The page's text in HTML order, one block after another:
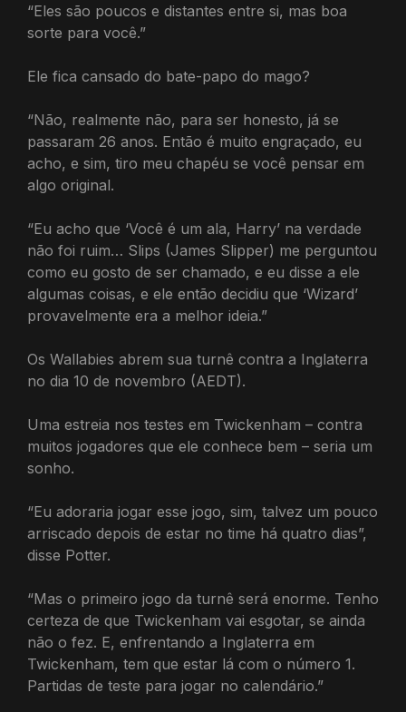
“Eles são poucos e distantes entre si, mas boa
sorte para você.”
Ele fica cansado do bate-papo do mago?
“Não, realmente não, para ser honesto, já se
passaram 26 anos. Então é muito engraçado, eu
acho, e sim, tiro meu chapéu se você pensar em
algo original.
“Eu acho que ‘Você é um ala, Harry’ na verdade
não foi ruim… Slips (James Slipper) me perguntou
como eu gosto de ser chamado, e eu disse a ele
algumas coisas, e ele então decidiu que ‘Wizard’
provavelmente era a melhor ideia.”
Os Wallabies abrem sua turnê contra a Inglaterra
no dia 10 de novembro (AEDT).
Uma estreia nos testes em Twickenham – contra
muitos jogadores que ele conhece bem – seria um
sonho.
“Eu adoraria jogar esse jogo, sim, talvez um pouco
arriscado depois de estar no time há quatro dias”,
disse Potter.
“Mas o primeiro jogo da turnê será enorme. Tenho
certeza de que Twickenham vai esgotar, se ainda
não o fez. E, enfrentando a Inglaterra em
Twickenham, tem que estar lá com o número 1.
Partidas de teste para jogar no calendário.”